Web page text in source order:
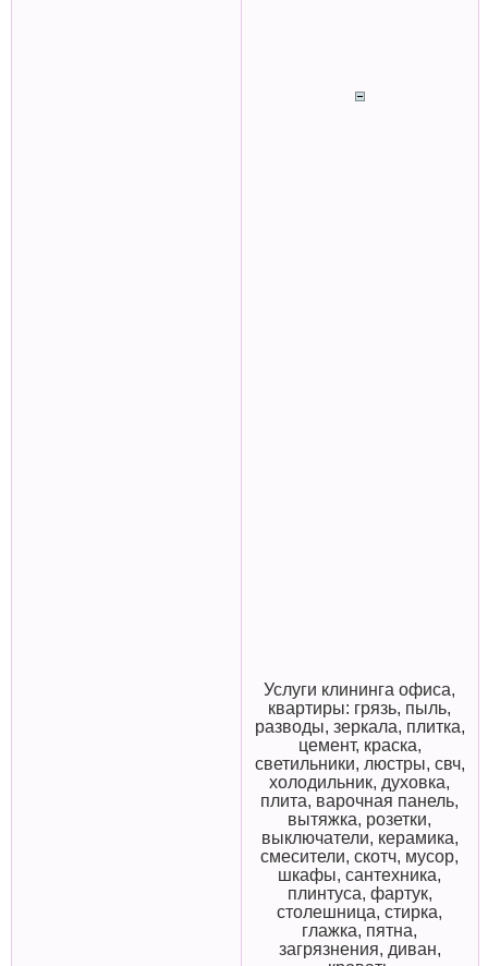
Услуги клининга офиса,
квартиры: грязь, пыль,
разводы, зеркала, плитка,
цемент, краска,
светильники, люстры, свч,
холодильник, духовка,
плита, варочная панель,
вытяжка, розетки,
выключатели, керамика,
смесители, скотч, мусор,
шкафы, сантехника,
плинтуса, фартук,
столешница, стирка,
глажка, пятна,
загрязнения, диван,